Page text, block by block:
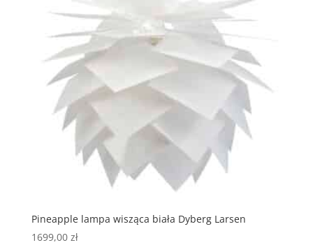
Pineapple lampa wisząca biała Dyberg Larsen
1699,00 zł